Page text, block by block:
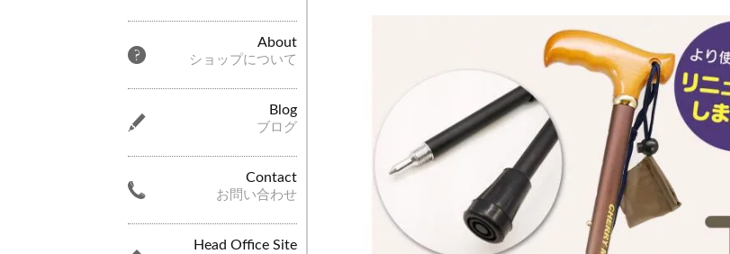
About
ショップについて
Blog
ブログ
Contact
お問い合わせ
Head Office Site